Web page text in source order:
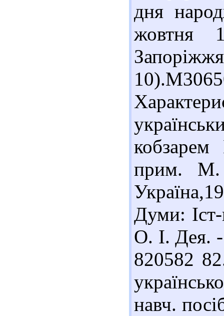
дня
жовтня
прим. М.
Думи:
О. І. Дея.
820582
навч.